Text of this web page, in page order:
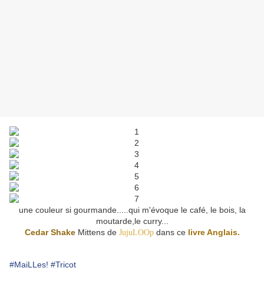
une couleur si gourmande.....qui m'évoque le café, le bois, la
moutarde,le curry...
Cedar ShakeMittens de JujuLOOpdans ce livre Anglais.
#MaiLLes! #Tricot